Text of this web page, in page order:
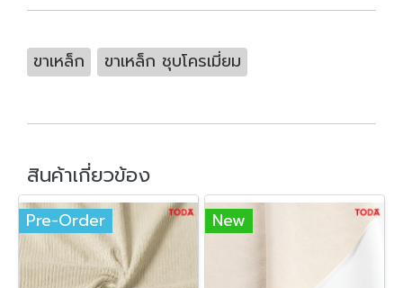
ขาเหล็ก ขาเหล็ก ชุบโครเมี่ยม
สินค้าเกี่ยวข้อง
Pre-Order New